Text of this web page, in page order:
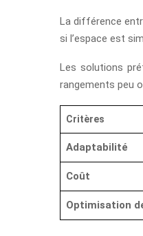
La différence
si l’espace est
Les solutions
rangements peu
Critères
Adaptabilité
Coût
Optimisation